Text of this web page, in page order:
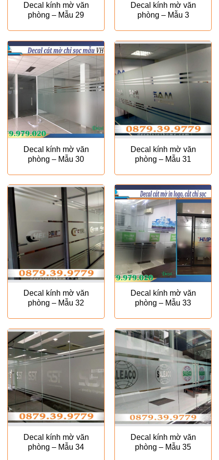
Decal kính mờ văn
phòng – Mẫu 29
Decal kính mờ văn
phòng – Mẫu 3
Decal kính mờ văn
phòng – Mẫu 30
Decal kính mờ văn
phòng – Mẫu 31
Decal kính mờ văn
phòng – Mẫu 32
Decal kính mờ văn
phòng – Mẫu 33
Decal kính mờ văn
phòng – Mẫu 34
Decal kính mờ văn
phòng – Mẫu 35